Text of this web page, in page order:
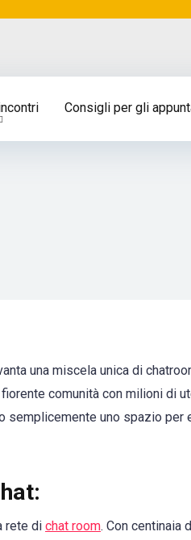
Consigli per gli
una miscela unica di
comunità con milioni di
semplicemente uno spazio per
rete di chat room. Con centinaia